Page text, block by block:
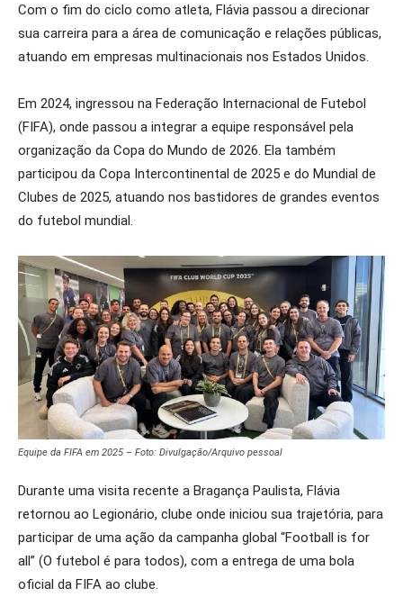
Com o fim do ciclo como atleta, Flávia passou a direcionar
sua carreira para a área de comunicação e relações públicas,
atuando em empresas multinacionais nos Estados Unidos.
Em 2024, ingressou na Federação Internacional de Futebol
(FIFA), onde passou a integrar a equipe responsável pela
organização da Copa do Mundo de 2026. Ela também
participou da Copa Intercontinental de 2025 e do Mundial de
Clubes de 2025, atuando nos bastidores de grandes eventos
do futebol mundial.
Equipe da FIFA em 2025 – Foto: Divulgação/Arquivo pessoal
Durante uma visita recente a Bragança Paulista, Flávia
retornou ao Legionário, clube onde iniciou sua trajetória, para
participar de uma ação da campanha global “Football is for
all” (O futebol é para todos), com a entrega de uma bola
oficial da FIFA ao clube.